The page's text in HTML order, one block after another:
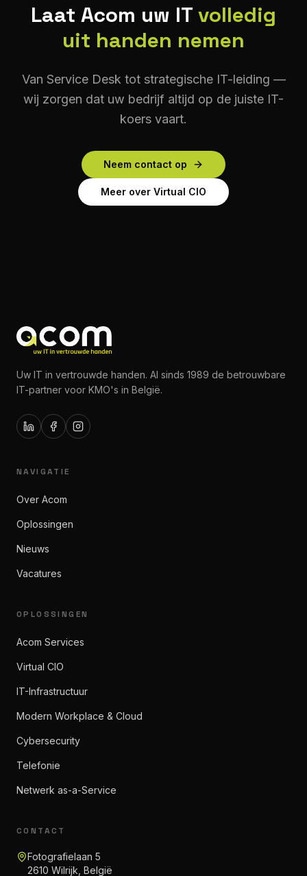
Laat Acom uw IT volledig
uit handen nemen
Van Service Desk tot strategische IT-leiding —
wij zorgen dat uw bedrijf altijd op de juiste IT-
koers vaart.
Neem contact op
Meer over Virtual CIO
Uw IT in vertrouwde handen. Al sinds 1989 de betrouwbare
IT-partner voor KMO's in België.
NAVIGATIE
Over Acom
Oplossingen
Nieuws
Vacatures
OPLOSSINGEN
Acom Services
Virtual CIO
IT-Infrastructuur
Modern Workplace & Cloud
Cybersecurity
Telefonie
Netwerk as-a-Service
CONTACT
Fotografielaan 5
2610 Wilrijk, België